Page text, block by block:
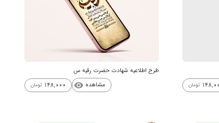
تومان
طرح اطلاعیه شهادت حضرت رقیه س
مشاهده visibility
148,000 تومان